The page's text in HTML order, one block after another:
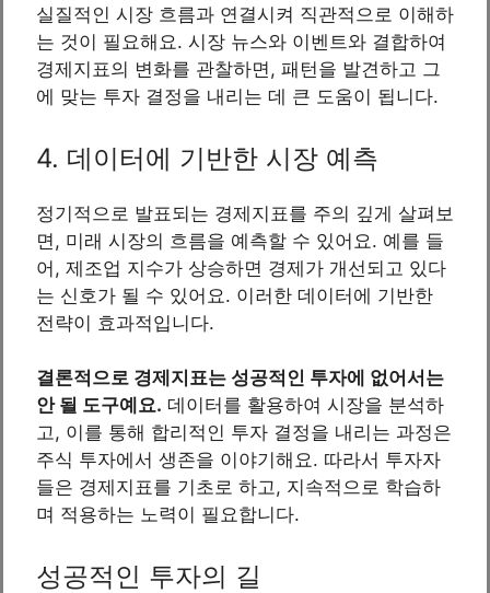
실질적인 시장 흐름과 연결시켜 직관적으로 이해하
는 것이 필요해요. 시장 뉴스와 이벤트와 결합하여
경제지표의 변화를 관찰하면, 패턴을 발견하고 그
에 맞는 투자 결정을 내리는 데 큰 도움이 됩니다.
4. 데이터에 기반한 시장 예측
정기적으로 발표되는 경제지표를 주의 깊게 살펴보
면, 미래 시장의 흐름을 예측할 수 있어요. 예를 들
어, 제조업 지수가 상승하면 경제가 개선되고 있다
는 신호가 될 수 있어요. 이러한 데이터에 기반한
전략이 효과적입니다.
결론적으로 경제지표는 성공적인 투자에 없어서는
안 될 도구예요. 데이터를 활용하여 시장을 분석하
고, 이를 통해 합리적인 투자 결정을 내리는 과정은
주식 투자에서 생존을 이야기해요. 따라서 투자자
들은 경제지표를 기초로 하고, 지속적으로 학습하
며 적용하는 노력이 필요합니다.
성공적인 투자의 길